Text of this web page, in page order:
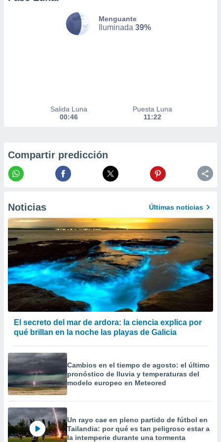
en
a lo que
Para
datos
momento
en
en
en
de
un
o acceder
datos
perfiles
utilizar
Menguante
Iluminada 39%
Salida Luna
00:46
Puesta Luna
11:22
Compartir predicción
Noticias Últimas noticias
El secreto del mar de ardora: la ciencia explica por
qué brillan en la noche las playas de Galicia
Cambios en el tiempo de agosto: el último
pronóstico de lluvia y temperaturas del
modelo europeo en Meteored
Un rayo cae en pleno partido de fútbol en
Tailandia: por qué es tan peligroso estar a
la intemperie durante una tormenta